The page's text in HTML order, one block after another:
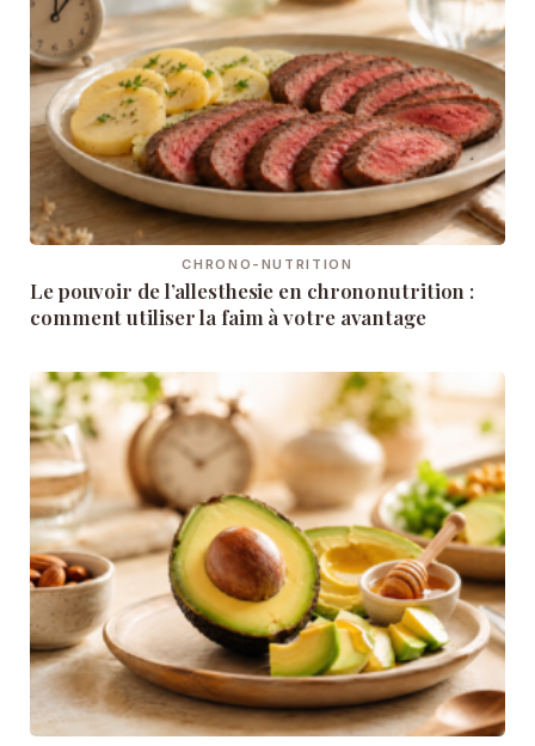
CHRONO-NUTRITION
Le pouvoir de l’allesthesie en chrononutrition :
comment utiliser la faim à votre avantage